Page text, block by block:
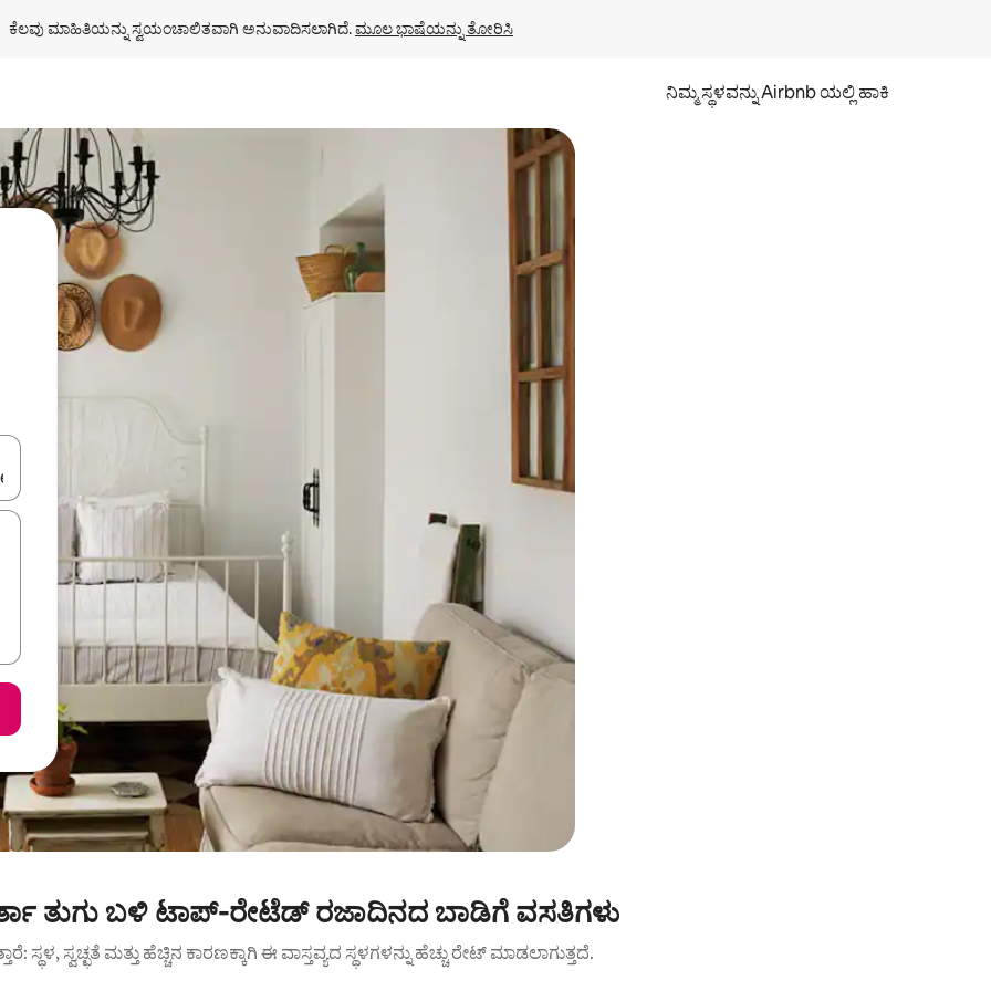
ಕೆಲವು ಮಾಹಿತಿಯನ್ನು ಸ್ವಯಂಚಾಲಿತವಾಗಿ ಅನುವಾದಿಸಲಾಗಿದೆ. ಮೂಲ ಭಾಷೆಯನ್ನು ತೋರಿಸಿ
ನಿಮ್ಮ ಸ್ಥಳವನ್ನು Airbnb ಯಲ್ಲಿ ಹಾಕಿ
ನ್ಯಾವಿಗೇಟ್ ಮಾಡಿ ಅಥವಾ ಸ್ಪರ್ಶ ಅಥವಾ ಸ್ವೈಪ್ ಗೆಸ್ಚರ್‌ಗಳ ಮೂಲಕ ಅನ್ವೇಷಿಸಿ.
ತುಗು ಬಳಿ ಟಾಪ್-ರೇಟೆಡ್ ರಜಾದಿನದ ಬಾಡಿಗೆ ವಸತಿಗಳು
ಸ್ಥಳ, ಸ್ವಚ್ಛತೆ ಮತ್ತು ಹೆಚ್ಚಿನ ಕಾರಣಕ್ಕಾಗಿ ಈ ವಾಸ್ತವ್ಯದ ಸ್ಥಳಗಳನ್ನು ಹೆಚ್ಚು ರೇಟ್ ಮಾಡಲಾಗುತ್ತದೆ.